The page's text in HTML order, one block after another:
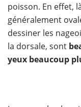
poisson. En effet,
généralement
dessiner les
la dorsale, sont
yeux beaucoup